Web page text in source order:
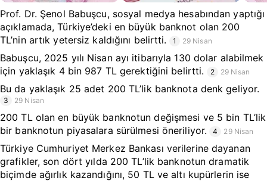
Prof. Dr. Şenol Babuşcu, sosyal medya hesabından yaptığı
açıklamada, Türkiye’deki en büyük banknot olan 200
TL’nin artık yetersiz kaldığını belirtti.
1 29 Nisan
Babuşcu, 2025 yılı Nisan ayı itibarıyla 130 dolar alabilmek
için yaklaşık 4 bin 987 TL gerektiğini belirtti.
2 29 Nisan
Bu da yaklaşık 25 adet 200 TL’lik banknota denk geliyor.
3 29 Nisan
200 TL olan en büyük banknotun değişmesi ve 5 bin TL’lik
bir banknotun piyasalara sürülmesi öneriliyor.
4 29 Nisan
Türkiye Cumhuriyet Merkez Bankası verilerine dayanan
grafikler, son dört yılda 200 TL’lik banknotun dramatik
biçimde ağırlık kazandığını, 50 TL ve altı kupürlerin ise